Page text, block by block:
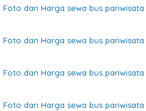
Foto dan Harga sewa bus pariwisata
Foto dan Harga sewa bus pariwisata
Foto dan Harga sewa bus pariwisata
Foto dan Harga sewa bus pariwisata